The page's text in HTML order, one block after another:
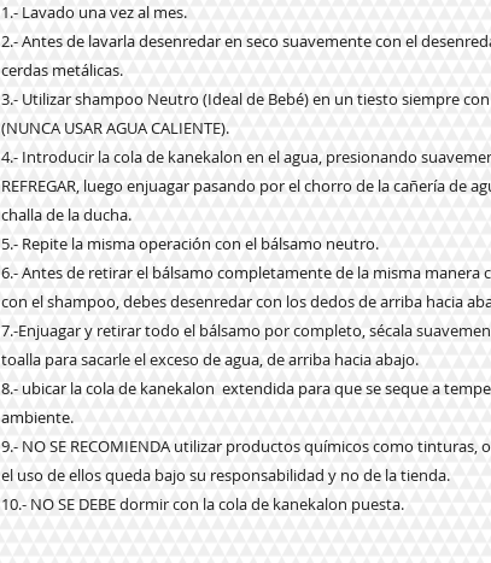
1.- Lavado una vez al mes.
2.- Antes de lavarla desenredar en seco suavemente con el
cerdas metálicas.
3.- Utilizar shampoo Neutro (Ideal de Bebé) en un tiesto siempre
(NUNCA USAR AGUA CALIENTE).
4.- Introducir la cola de kanekalon en el agua, presionando
REFREGAR, luego enjuagar pasando por el chorro de la cañería de
challa de la ducha.
5.- Repite la misma operación con el bálsamo neutro.
6.- Antes de retirar el bálsamo completamente de la misma manera
con el shampoo, debes desenredar con los dedos de arriba hacia
7.-Enjuagar y retirar todo el bálsamo por completo, sécala
toalla para sacarle el exceso de agua, de arriba hacia abajo.
8.- ubicar la cola de kanekalon extendida para que se seque a
ambiente.
9.- NO SE RECOMIENDA utilizar productos químicos como tinturas,
el uso de ellos queda bajo su responsabilidad y no de la tienda.
10.- NO SE DEBE dormir con la cola de kanekalon puesta.